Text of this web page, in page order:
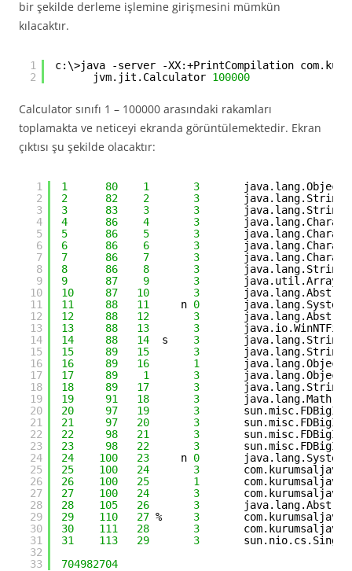
bir şekilde derleme işlemine girişmesini mümkün
kılacaktır.
1
2
c:\>java -server -XX:+PrintCompilation
jvm.jit.Calculator 100000
Calculator sınıfı 1 – 100000 arasındaki rakamları
toplamakta ve neticeyi ekranda görüntülemektedir. Ekran
çıktısı şu şekilde olacaktır:
1
2
3
4
5
6
7
8
9
10
11
12
13
14
15
16
17
18
19
20
21
22
23
24
25
26
27
28
29
30
31
32
33
1 80 1 3
2
82 2 3
3
83 3 3
4
86 4 3
5
86 5 3
6
86 6 3
7
86 7 3
8
86 8 3
9
87 9 3
10
87 10 3
11
88 11 n 0
12
88 12 3
13
88 13 3
14
88 14 s 3
15
89 15 3
16
89 16 1
17
89 1 3
18
89 17 3
19
91 18 3
20
97 19 3
21
97 20 3
22
98 21 3
23
98 22 3
24
100 23 n 0
25
100 24 3
26
100 25 1
27
100 24 3
28
105 26 3
29
110 27 % 3
30
111 28 3
31
113 29 3
704982704